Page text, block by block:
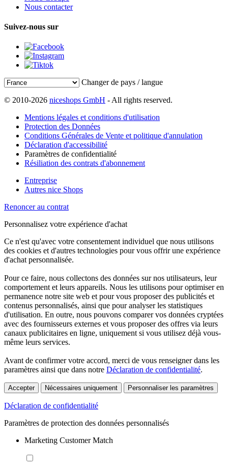
Nous contacter
Suivez-nous sur
Changer de pays / langue
© 2010-2026 niceshops GmbH - All rights reserved.
Mentions légales et conditions d'utilisation
Protection des Données
Conditions Générales de Vente et politique d'annulation
Déclaration d'accessibilité
Paramètres de confidentialité
Résiliation des contrats d'abonnement
Entreprise
Autres nice Shops
Renoncer au contrat
Personnalisez votre expérience d'achat
Ce n'est qu'avec votre consentement individuel que nous utilisons
des cookies et d'autres technologies pour vous offrir une expérience
d'achat personnalisée.
Pour ce faire, nous collectons des données sur nos utilisateurs, leur
comportement et leurs appareils. Nous les utilisons pour optimiser en
permanence notre site web et pour vous proposer des publicités et
contenus personnalisés, ainsi que pour analyser les statistiques
d'utilisation. En outre, nous pouvons comparer vos données cryptées
avec des fournisseurs externes et vous proposer des offres via leurs
canaux publicitaires en ligne, uniquement si vous utilisez déjà vous-
même leurs services.
Avant de confirmer votre accord, merci de vous renseigner dans les
paramètres ainsi que dans notre Déclaration de confidentialité.
Accepter Nécessaires uniquement Personnaliser les paramètres
Déclaration de confidentialité
Paramètres de protection des données personnalisés
Marketing Customer Match